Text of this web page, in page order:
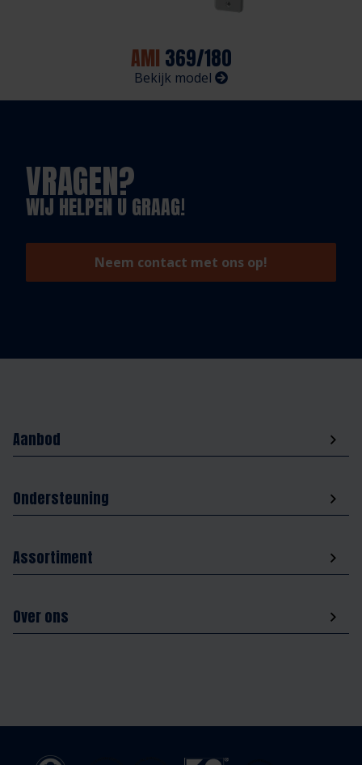
AMI 369/180
Bekijk model
VRAGEN?
WIJ HELPEN U GRAAG!
Neem contact met ons op!
Aanbod
Ondersteuning
Assortiment
Over ons